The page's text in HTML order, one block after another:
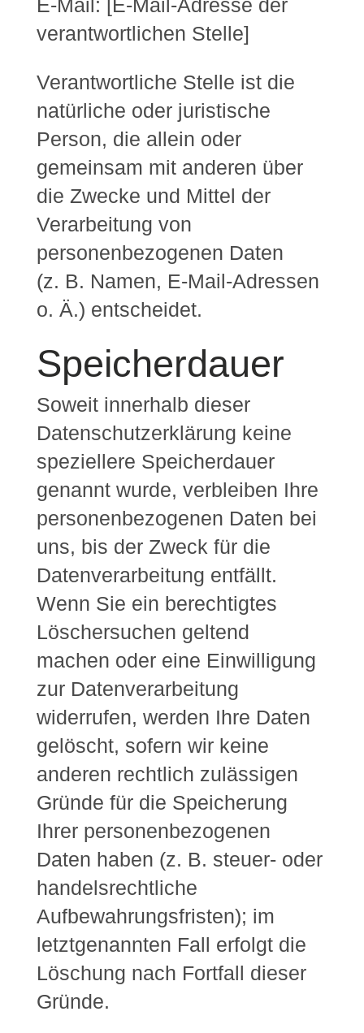
E-Mail: [E-Mail-Adresse der
verantwortlichen Stelle]
Verantwortliche Stelle ist die
natürliche oder juristische
Person, die allein oder
gemeinsam mit anderen über
die Zwecke und Mittel der
Verarbeitung von
personenbezogenen Daten
(z. B. Namen, E-Mail-Adressen
o. Ä.) entscheidet.
Speicherdauer
Soweit innerhalb dieser
Datenschutzerklärung keine
speziellere Speicherdauer
genannt wurde, verbleiben Ihre
personenbezogenen Daten bei
uns, bis der Zweck für die
Datenverarbeitung entfällt.
Wenn Sie ein berechtigtes
Löschersuchen geltend
machen oder eine Einwilligung
zur Datenverarbeitung
widerrufen, werden Ihre Daten
gelöscht, sofern wir keine
anderen rechtlich zulässigen
Gründe für die Speicherung
Ihrer personenbezogenen
Daten haben (z. B. steuer- oder
handelsrechtliche
Aufbewahrungsfristen); im
letztgenannten Fall erfolgt die
Löschung nach Fortfall dieser
Gründe.